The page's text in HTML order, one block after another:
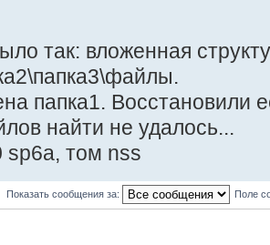
так: вложенная
папка1. Восстановили
найти не удалось...
sp6a, том nss
Показать сообщения за: Поле